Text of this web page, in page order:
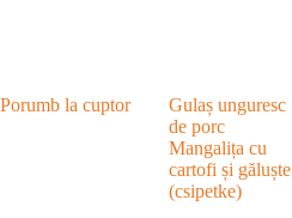
Porumb la cuptor
Gulaș unguresc
de porc
Mangalița cu
cartofi și găluște
(csipetke)